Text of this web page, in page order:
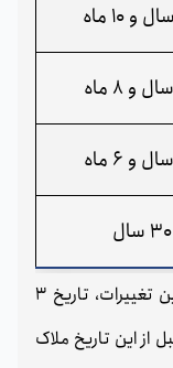
30 سال
در نظر داشته باشید که مبنای محاسبه این تغییرات، تاریخ 3
قبل از این تاریخ ملاک